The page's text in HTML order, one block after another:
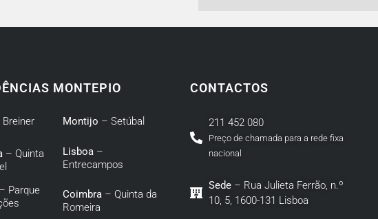
MONTEPIO
Breiner
– Quinta
– Parque
Montijo – Setúbal
Lisboa–
Entrecampos
Coimbra– Quinta da
Romeira
CONTACTOS
211 452 080
Preço de chamada para a rede fixa
nacional
Sede – Rua Julieta Ferrão, n.º
10, 5, 1600-131 Lisboa